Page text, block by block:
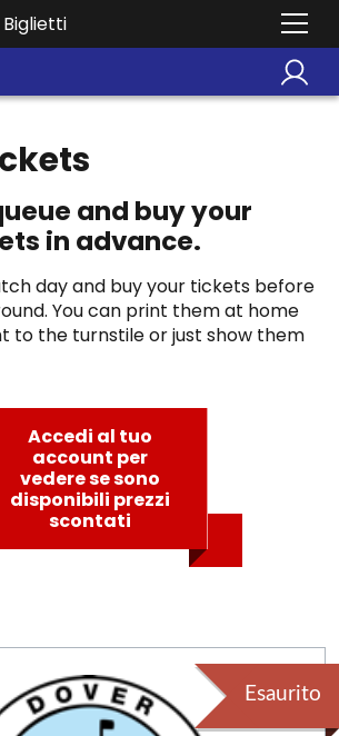
and buy your
in advance.
day and buy your tickets before
You can print them at home
to the turnstile or just show them
Accedi al tuo
account per
vedere se sono
disponibili prezzi
scontati
Esaurito